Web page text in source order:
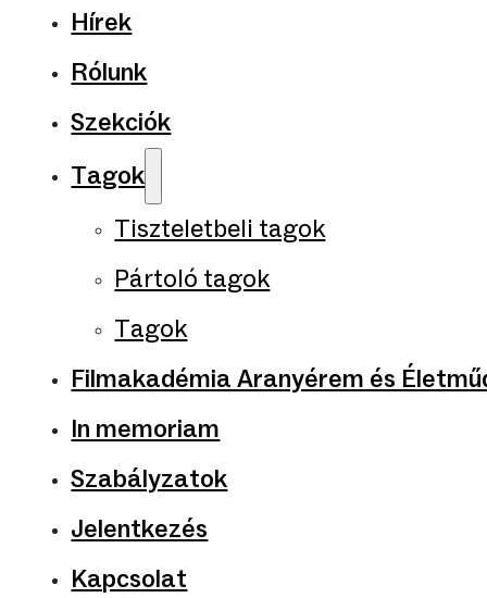
Hírek
Rólunk
Szekciók
Tagok
Tiszteletbeli tagok
Pártoló tagok
Tagok
Filmakadémia Aranyérem és
In memoriam
Szabályzatok
Jelentkezés
Kapcsolat